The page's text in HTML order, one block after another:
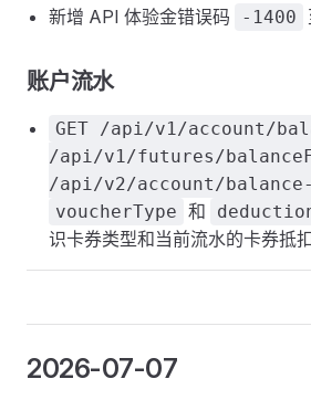
新增 API 体验金错误码
-1400
账户流水
GET /api/v1/account/
/api/v1/futures/
/api/v2/account/
voucherType 和
识卡券类型和当前流水的卡券抵扣
2026-07-07